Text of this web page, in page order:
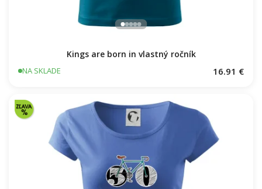
Kings are born in vlastný ročník
NA SKLADE 16.91 €